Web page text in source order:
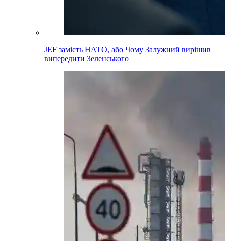
JEF замість НАТО, або Чому Залужний вирішив
випередити Зеленського